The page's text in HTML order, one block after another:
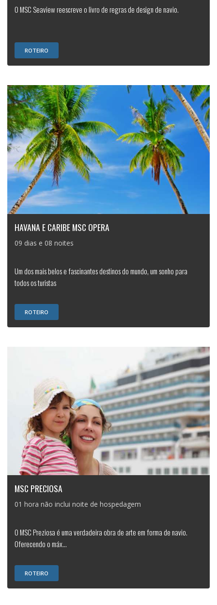
O MSC Seaview reescreve o livro de regras de design de navio.
ROTEIRO
HAVANA E CARIBE MSC OPERA
09 dias e 08 noites
Um dos mais belos e fascinantes destinos do mundo, um sonho para
todos os turistas
ROTEIRO
MSC PRECIOSA
01 hora não inclui noite de hospedagem
O MSC Preziosa é uma verdadeira obra de arte em forma de navio.
Oferecendo o máx...
ROTEIRO